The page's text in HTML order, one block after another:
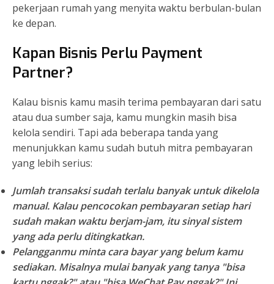
pekerjaan rumah yang menyita waktu berbulan-bulan
ke depan.
Kapan Bisnis Perlu Payment
Partner?
Kalau bisnis kamu masih terima pembayaran dari satu
atau dua sumber saja, kamu mungkin masih bisa
kelola sendiri. Tapi ada beberapa tanda yang
menunjukkan kamu sudah butuh mitra pembayaran
yang lebih serius:
Jumlah transaksi sudah terlalu banyak untuk dikelola
manual. Kalau pencocokan pembayaran setiap hari
sudah makan waktu berjam-jam, itu sinyal sistem
yang ada perlu ditingkatkan.
Pelangganmu minta cara bayar yang belum kamu
sediakan. Misalnya mulai banyak yang tanya "bisa